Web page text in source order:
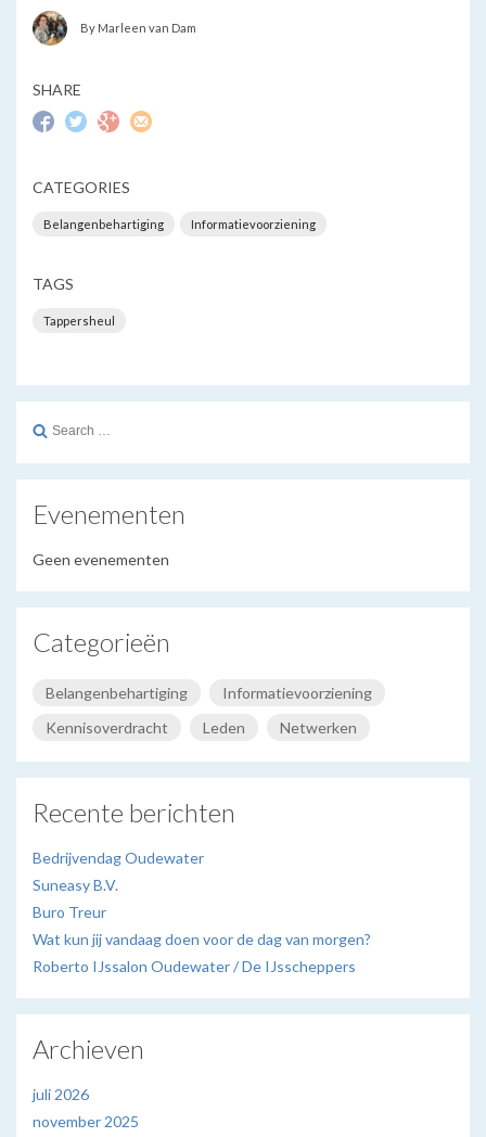
By Marleen van Dam
SHARE
CATEGORIES
Belangenbehartiging Informatievoorziening
TAGS
Tappersheul
Search
Evenementen
Geen evenementen
Categorieën
Belangenbehartiging
Informatievoorziening
Kennisoverdracht
Leden Netwerken
Recente berichten
Bedrijvendag Oudewater
Suneasy B.V.
Buro Treur
Wat kun jij vandaag doen voor de dag van morgen?
Roberto IJssalon Oudewater / De IJsscheppers
Archieven
juli 2026
november 2025